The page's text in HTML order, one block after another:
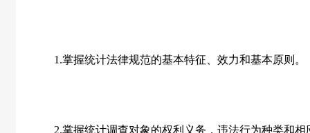
1.掌握统计法律规范的基本特征、效力和基本原则。
2.掌握统计调查对象的权利义务，违法行为种类和相